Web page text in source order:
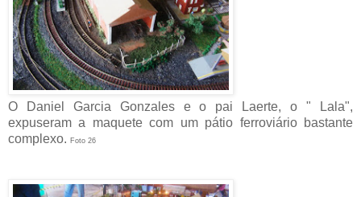
O Daniel Garcia Gonzales e o pai Laerte, o " Lala",
expuseram a maquete com um pátio ferroviário bastante
complexo. Foto 26